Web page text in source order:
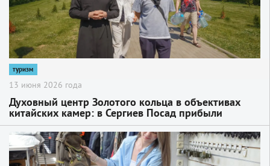
туризм
13 июня 2026 года
Духовный центр Золотого кольца в объективах
китайских камер: в Сергиев Посад прибыли
топовые блогеры и гиды из КНР
2